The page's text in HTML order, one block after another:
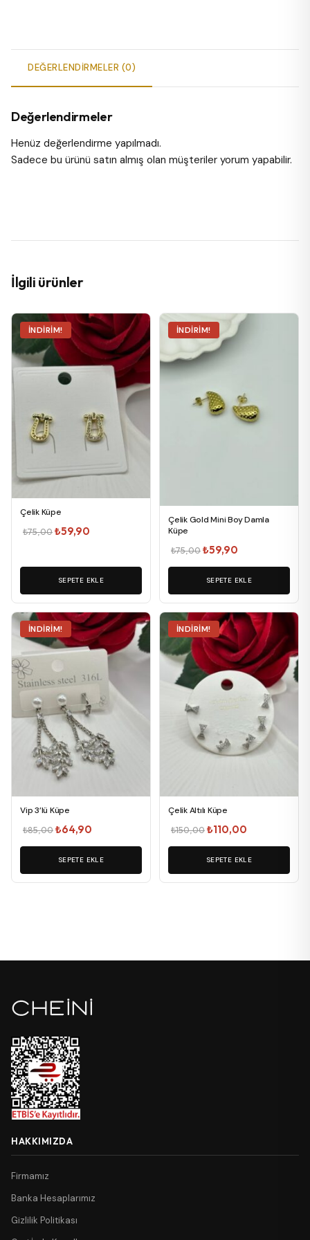
DEĞERLENDIRMELER (0)
Değerlendirmeler
Henüz değerlendirme yapılmadı.
Sadece bu ürünü satın almış olan müşteriler yorum yapabilir.
İlgili ürünler
İNDIRIM!
Çelik Küpe
₺75,00Orijinal
₺59,90
₺59,90.
SEPETE EKLE
İNDIRIM!
Çelik Gold Mini Boy Damla
Küpe
₺75,00Orijinal
fiyat:
₺75,00.
₺59,90
andaki
fiyat:
₺59,90.
SEPETE EKLE
İNDIRIM!
Vip 3’lü Küpe
₺85,00Orijinal
fiyat:
₺85,00.
₺64,90
andaki
fiyat:
SEPETE EKLE
İNDIRIM!
Çelik Altılı Küpe
₺150,00Orijinal
fiyat:
₺150,00.
₺110,00
andaki
fiyat:
SEPETE EKLE
HAKKIMIZDA
Firmamız
Banka Hesaplarımız
Gizlilik Politikası